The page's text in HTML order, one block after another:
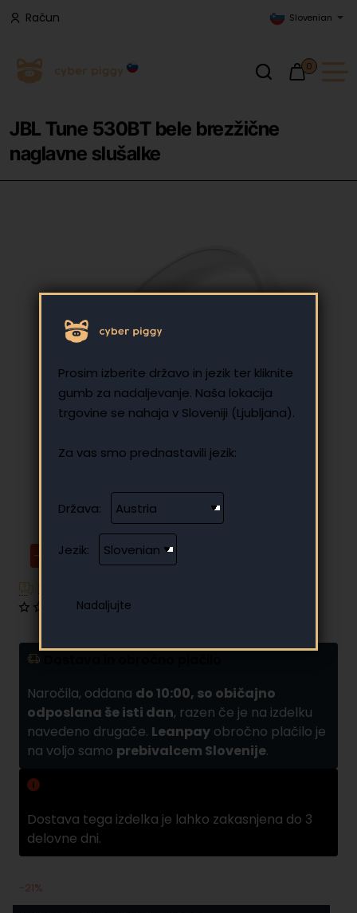
Prosim izberite državo in jezik ter kliknite
gumb za nadaljevanje. Naša lokacija
trgovine se nahaja v Sloveniji (Ljubljana).
Za vas smo prednastavili jezik:
Država:
Jezik:
Račun Slovenian
0
JBL Tune 530BT bele brezžične
naglavne slušalke
-21%
Naročila, oddana do 10:00, so običajno
odposlana še isti dan, razen če je na izdelku
navedeno drugače. Leanpay obročno plačilo je
na voljo samo prebivalcem Slovenije.
Dostava tega izdelka je lahko zakasnjena do 3
delovne dni.
0 mnenj
-21%